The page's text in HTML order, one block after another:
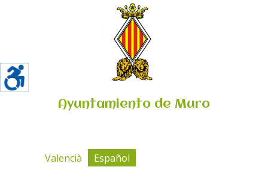
Ayuntamiento de Muro
Valencià Español